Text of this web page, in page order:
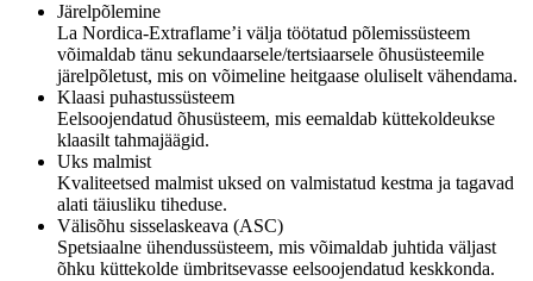
Järelpõlemine
La Nordica-Extraflame’i välja töötatud põlemissüsteem
võimaldab tänu sekundaarsele/tertsiaarsele õhusüsteemile
järelpõletust, mis on võimeline heitgaase oluliselt vähendama.
Klaasi puhastussüsteem
Eelsoojendatud õhusüsteem, mis eemaldab küttekoldeukse
klaasilt tahmajäägid.
Uks malmist
Kvaliteetsed malmist uksed on valmistatud kestma ja tagavad
alati täiusliku tiheduse.
Välisõhu sisselaskeava (ASC)
Spetsiaalne ühendussüsteem, mis võimaldab juhtida väljast
õhku küttekolde ümbritsevasse eelsoojendatud keskkonda.